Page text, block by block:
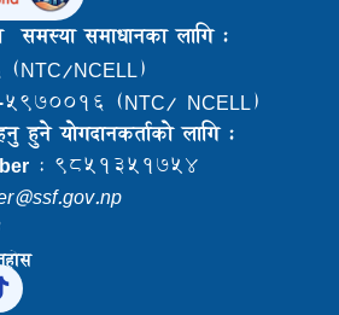
समस्या समाधानका लागि :
(NTC/NCELL)
(NTC/ NCELL)
हुने याेगदानकर्ताकाे लागि :
: ९८५१३५१७५४